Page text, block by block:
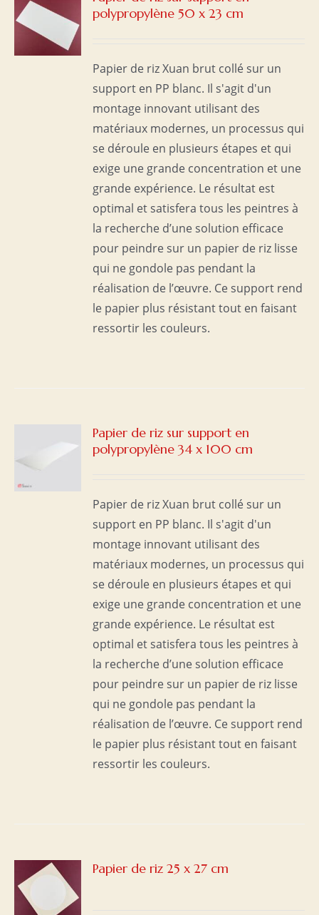
polypropylène 50 x 23 cm
Papier de riz Xuan brut collé sur un
support en PP blanc. Il s'agit d'un
montage innovant utilisant des
matériaux modernes, un processus qui
se déroule en plusieurs étapes et qui
exige une grande concentration et une
grande expérience. Le résultat est
optimal et satisfera tous les peintres à
la recherche d’une solution efficace
pour peindre sur un papier de riz lisse
qui ne gondole pas pendant la
réalisation de l’œuvre. Ce support rend
le papier plus résistant tout en faisant
ressortir les couleurs.
Papier de riz sur support en
polypropylène 34 x 100 cm
Papier de riz Xuan brut collé sur un
support en PP blanc. Il s'agit d'un
montage innovant utilisant des
matériaux modernes, un processus qui
se déroule en plusieurs étapes et qui
exige une grande concentration et une
grande expérience. Le résultat est
optimal et satisfera tous les peintres à
la recherche d’une solution efficace
pour peindre sur un papier de riz lisse
qui ne gondole pas pendant la
réalisation de l’œuvre. Ce support rend
le papier plus résistant tout en faisant
ressortir les couleurs.
Papier de riz 25 x 27 cm